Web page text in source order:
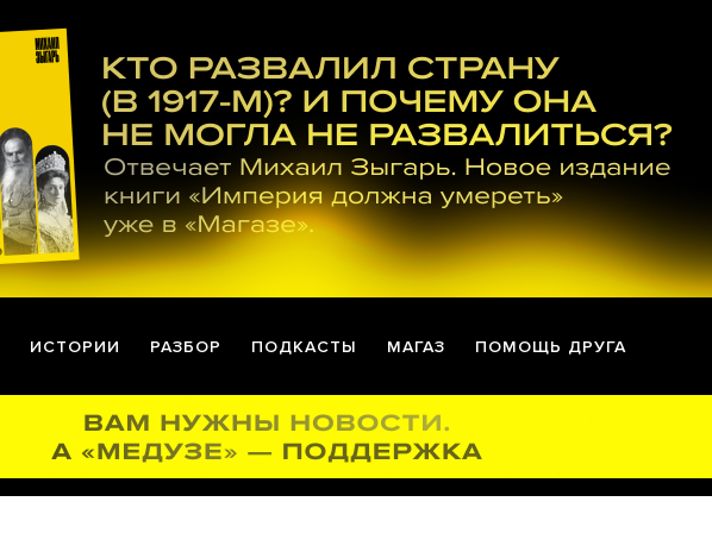
ИСТОРИИ РАЗБОР ПОДКАСТЫ МАГАЗ ПОМОЩЬ ДРУГА